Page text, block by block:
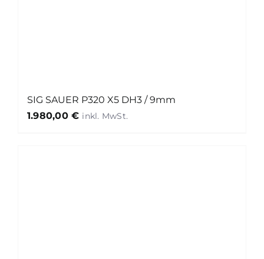
SIG SAUER P320 X5 DH3 / 9mm
1.980,00€